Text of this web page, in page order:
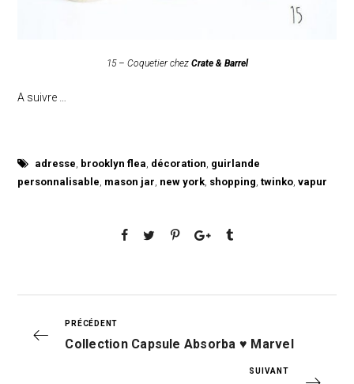
15 – Coquetier chez Crate & Barrel
A suivre …
adresse, brooklyn flea, décoration, guirlande
personnalisable, mason jar, new york, shopping,twinko,vapur
PRÉCÉDENT
Collection Capsule Absorba ♥ Marvel
SUIVANT